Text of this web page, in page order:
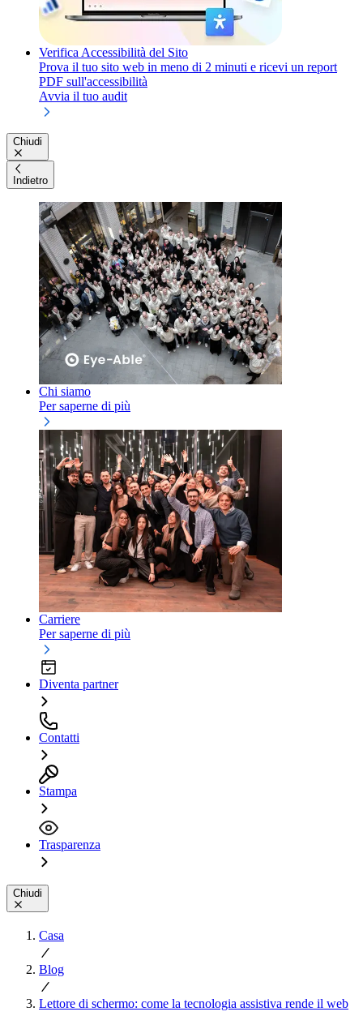
Verifica Accessibilità del Sito
Prova il tuo sito web in meno di 2 minuti e ricevi un report
PDF sull'accessibilità
Avvia il tuo audit
Chiudi
Indietro
Chi siamo
Per saperne di più
Carriere
Per saperne di più
Diventa partner
Contatti
Stampa
Trasparenza
Chiudi
Casa
Blog
Lettore di schermo: come la tecnologia assistiva rende il web